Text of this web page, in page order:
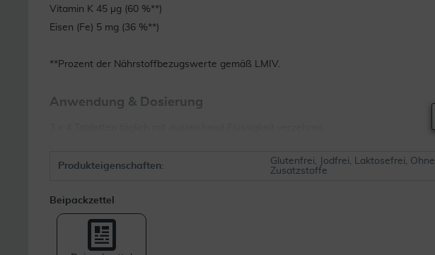
Vitamin K 45 µg (60 %**)
Eisen (Fe) 5 mg (36 %**)
**Prozent der Nährstoffbezugswerte gemäß LMIV.
Anwendung & Dosierung
Produkteigenschaften:
Glutenfrei, Jodfrei, Laktosefrei, Ohne
Zusatzstoffe
Beipackzettel